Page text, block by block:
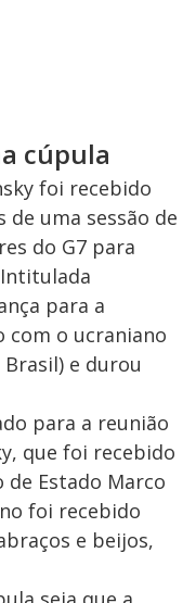
cúpula
foi recebido
uma sessão de
do G7 para
para a
com o ucraniano
e durou
para a reunião
que foi recebido
Estado Marco
foi recebido
e beijos,